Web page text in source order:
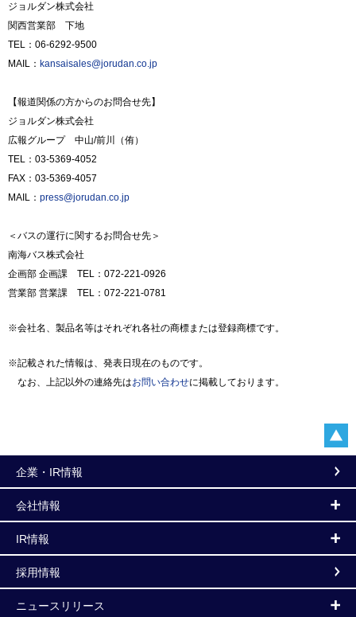
ジョルダン株式会社
関西営業部 下地
TEL：06-6292-9500
MAIL： kansaisales@jorudan.co.jp
【報道関係の方からのお問合せ先】
ジョルダン株式会社
広報グループ 中山/前川（侑）
TEL：03-5369-4052
FAX：03-5369-4057
MAIL： press@jorudan.co.jp
＜バスの運行に関するお問合せ先＞
南海バス株式会社
企画部 企画課 TEL：072-221-0926
営業部 営業課 TEL：072-221-0781
※会社名、製品名等はそれぞれ各社の商標または登録商標です。
※記載された情報は、発表日現在のものです。
なお、上記以外の連絡先はお問い合わせに掲載しております。
企業・IR情報
会社情報
IR情報
採用情報
ニュースリリース